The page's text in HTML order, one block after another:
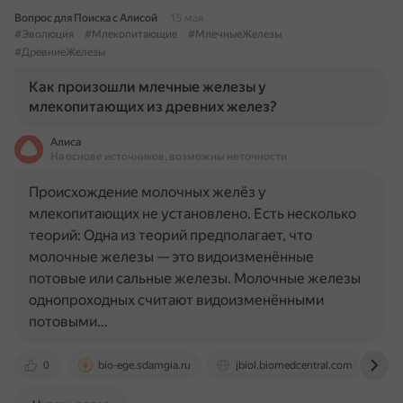
Вопрос для Поиска с Алисой
15 мая
#Эволюция
#Млекопитающие
#МлечныеЖелезы
#ДревниеЖелезы
Как произошли млечные железы у
млекопитающих из древних желез?
Алиса
На основе источников, возможны неточности
0 bio-ege.sdamgia.ru jbiol.biomedcentral.com
Происхождение молочных желёз у
млекопитающих не установлено. Есть несколько
теорий: Одна из теорий предполагает, что
молочные железы — это видоизменённые
потовые или сальные железы. Молочные железы
однопроходных считают видоизменёнными
потовыми…